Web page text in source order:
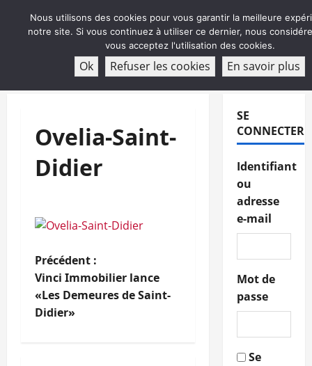
ABONNEMENT
Ovelia-Saint-
Didier
N
a
v
Précédent :
Vinci Immobilier lance
«Les Demeures de Saint-
Didier»
SE
CONNECTER
Identifiant
ou
adresse
e-mail
Mot de
passe
Se
Nous utilisons des cookies pour vous garantir la meilleure
notre site. Si vous continuez à utiliser ce dernier, nous
vous acceptez l'utilisation des cookies.
Ok Refuser les cookies En savoir plus